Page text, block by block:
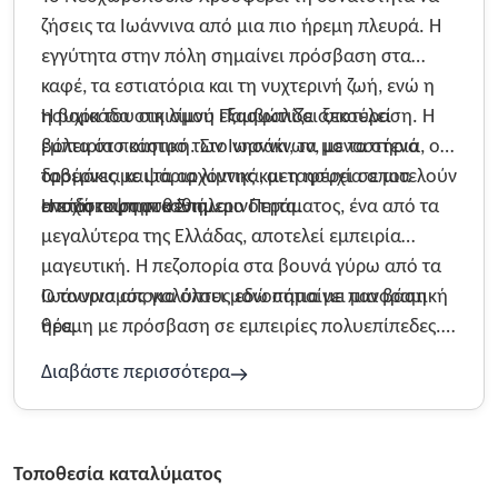
ζήσεις τα Ιωάννινα από μια πιο ήρεμη πλευρά. Η
εγγύτητα στην πόλη σημαίνει πρόσβαση στα
καφέ, τα εστιατόρια και τη νυχτερινή ζωή, ενώ η
ησυχία του οικισμού εξασφαλίζει ξεκούραση. Η
βόλτα στο κάστρο των Ιωαννίνων, με τα στενά
δρομάκια και τα αρχοντικά, μεταφέρει σε μια
εποχή παραμυθένια.
Η βαρκάδα στη λίμνη Παμβώτιδα αποτελεί
εμπειρία ποιητική. Στο νησάκι, τα μοναστήρια, οι
ταβέρνες με ψάρια λίμνης και η ησυχία αποτελούν
αντίδοτο στην καθημερινότητα.
Η επίσκεψη στο Σπήλαιο Περάματος, ένα από τα
μεγαλύτερα της Ελλάδας, αποτελεί εμπειρία
μαγευτική. Η πεζοπορία στα βουνά γύρω από τα
Ιωάννινα αποκαλύπτει μονοπάτια με πανοραμική
θέα.
Ο τουρισμός για όλους εδώ σημαίνει μια βάση
ήρεμη με πρόσβαση σε εμπειρίες πολυεπίπεδες.
ανοίγουν τον δρόμο για γνωριμία με μια πόλη και
μια περιφέρεια γεμάτες χαρακτήρα.
Διαβάστε περισσότερα
Τοποθεσία καταλύματος